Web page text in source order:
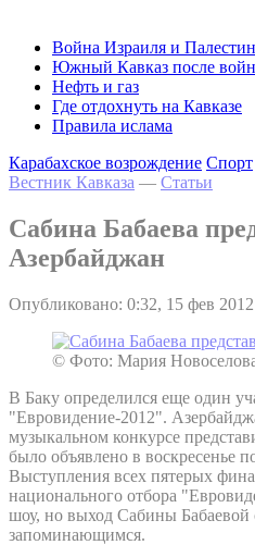
Война Израиля и
Южный Кавказ после
Нефть и газ
Где отдохнуть на Кавказе
Правила ислама
Карабахское возрождение Спорт
Вестник Кавказа — Статьи
Сабина Бабаева
Азербайджан
Опубликовано: 0:32, 15 фев
© Фото: Мария
В Баку определился еще один
"Евровидение-2012".
музыкальном конкурсе
было объявлено в воскресенье
Выступления всех пятерых
национального отбора
шоу, но выход Сабины Бабаевой
запоминающимся.